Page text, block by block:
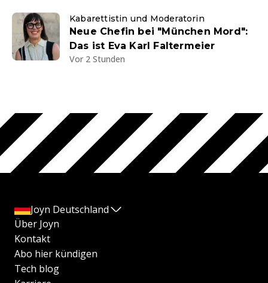
Kabarettistin und Moderatorin
Neue Chefin bei "München Mord":
Das ist Eva Karl Faltermeier
Vor 2 Stunden
Joyn Deutschland
Über Joyn
Kontakt
Abo hier kündigen
Tech blog